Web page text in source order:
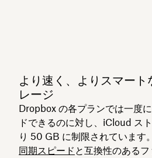
より速く、よりスマート
レージ
Dropbox の各プランでは一度
ドできるのに対し、iCloud ス
り 50 GB に制限されています
同期スピード と互換性のある